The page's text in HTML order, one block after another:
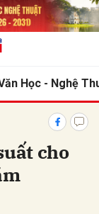
Học - Nghệ
cho